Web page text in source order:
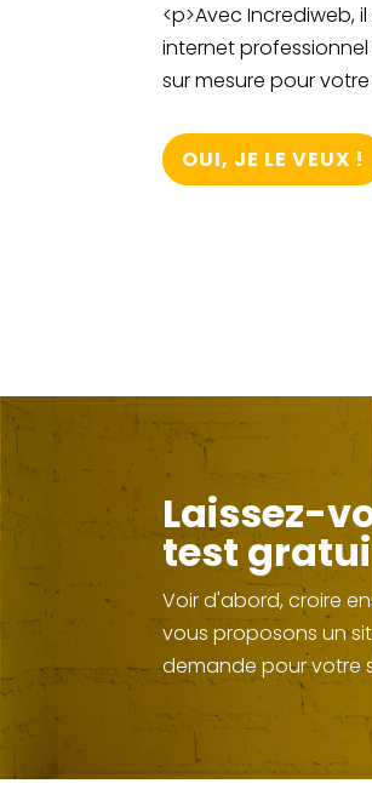
<p>Avec Incrediweb,
internet
sur mesure pour
OUI, JE LE VEUX !
Laissez-
test
Voir d'abord, croire
vous proposons un
demande pour votre